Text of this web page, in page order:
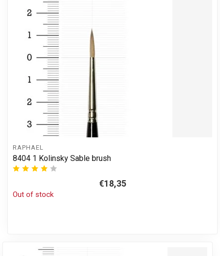
RAPHAEL
8404 1 Kolinsky Sable brush
€18,35
Out of stock